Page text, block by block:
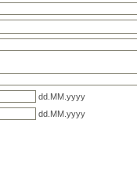
dd.MM.yyyy
dd.MM.yyyy